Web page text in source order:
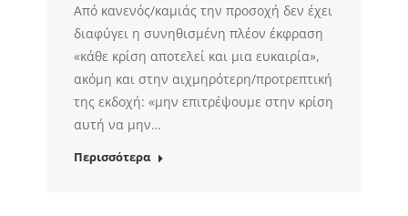
Από κανενός/καμιάς την προσοχή δεν έχει
διαφύγει η συνηθισμένη πλέον έκφραση
«κάθε κρίση αποτελεί και μια ευκαιρία»,
ακόμη και στην αιχμηρότερη/προτρεπτική
της εκδοχή: «μην επιτρέψουμε στην κρίση
αυτή να μην…
Περισσότερα